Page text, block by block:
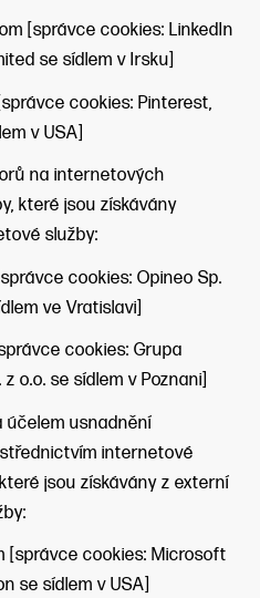
[správce cookies: LinkedIn
se sídlem v Irsku]
cookies: Pinterest,
v USA]
na internetových
které jsou získávány
služby:
cookies: Opineo Sp.
ve Vratislavi]
cookies: Grupa
o.o. se sídlem v Poznani]
účelem usnadnění
internetové
jsou získávány z externí
[správce cookies: Microsoft
se sídlem v USA]